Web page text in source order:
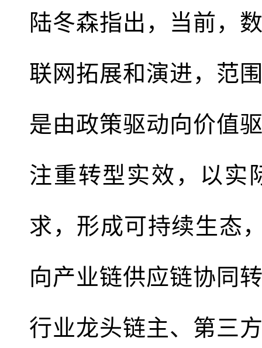
陆冬森指出，当前，
联网拓展和演进，范
是由政策驱动向价值
注重转型实效，以实
求，形成可持续生态
向产业链供应链协同
行业龙头链主、第三